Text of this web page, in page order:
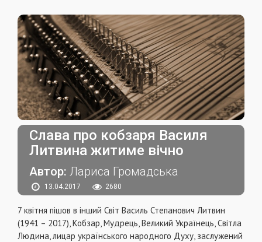
Слава про кобзаря Василя
Литвина житиме вічно
Автор: Лариса Громадська
13.04.2017 2680
7 квітня пішов в інший Світ Василь Степанович Литвин
(1941 – 2017), Кобзар, Мудрець, Великий Українець, Світла
Людина, лицар українського народного Духу, заслужений